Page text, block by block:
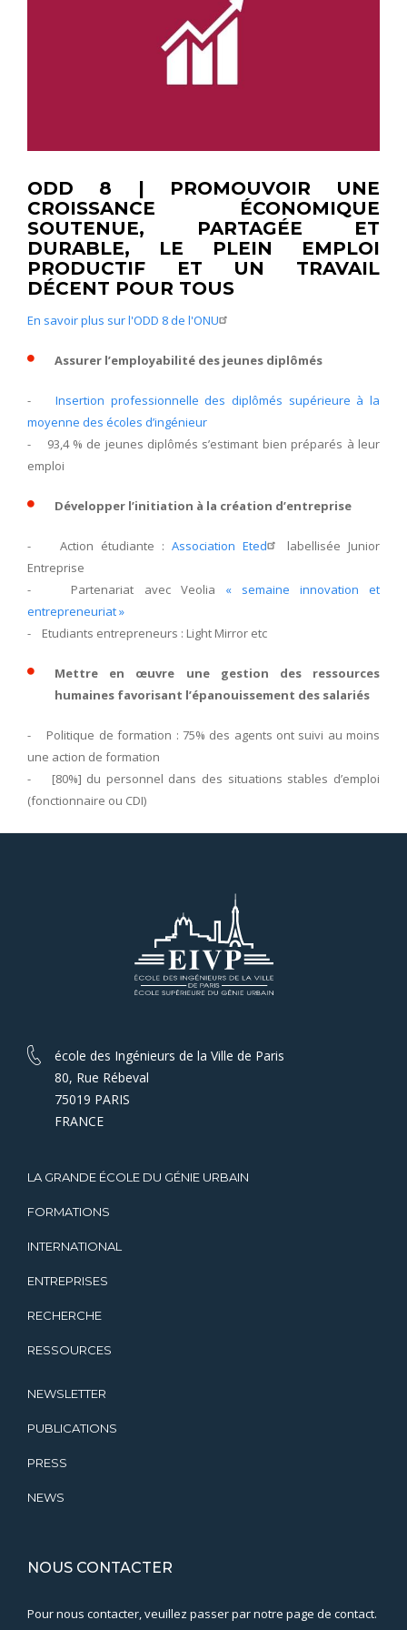
ODD 8 | PROMOUVOIR UNE
CROISSANCE ÉCONOMIQUE
SOUTENUE, PARTAGÉE ET
DURABLE, LE PLEIN EMPLOI
PRODUCTIF ET UN TRAVAIL
DÉCENT POUR TOUS
En savoir plus sur l'ODD 8 de l'ONU
Assurer l’employabilité des jeunes diplômés
- Insertion professionnelle des diplômés supérieure à la
moyenne des écoles d’ingénieur
- 93,4 % de jeunes diplômés s’estimant bien préparés à leur
emploi
Développer l’initiation à la création d’entreprise
- Action étudiante : Association Eted
labellisée Junior
Entreprise
- Partenariat avec Veolia « semaine innovation et
entrepreneuriat »
- Etudiants entrepreneurs : Light Mirror etc
Mettre en œuvre une gestion des ressources
humaines favorisant l’épanouissement des salariés
- Politique de formation : 75% des agents ont suivi au moins
une action de formation
- [80%] du personnel dans des situations stables d’emploi
(fonctionnaire ou CDI)
école des Ingénieurs de la Ville de Paris
80, Rue Rébeval
75019 PARIS
FRANCE
LA GRANDE ÉCOLE DU GÉNIE URBAIN
FORMATIONS
INTERNATIONAL
ENTREPRISES
RECHERCHE
RESSOURCES
NEWSLETTER
PUBLICATIONS
PRESS
NEWS
NOUS CONTACTER
Pour nous contacter, veuillez passer par notre page de contact.